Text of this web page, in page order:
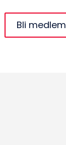
Bli medlem